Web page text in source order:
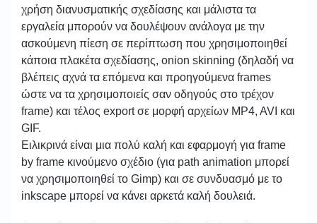
χρήση διανυσματικής σχεδίασης και μάλιστα τα
εργαλεία μπορούν να δουλέψουν ανάλογα με την
ασκούμενη πίεση σε περίπτωση που χρησιμοποιηθεί
κάποια πλακέτα σχεδίασης, onion skinning (δηλαδή να
βλέπεις αχνά τα επόμενα και προηγούμενα frames
ώστε να τα χρησιμοποιείς σαν οδηγούς στο τρέχον
frame) και τέλος export σε μορφή αρχείων MP4, AVI και
GIF.
Ειλικρινά είναι μια πολύ καλή και εφαρμογή για frame
by frame κινούμενο σχέδιο (για path animation μπορεί
να χρησιμοποιηθεί το Gimp) και σε συνδυασμό με το
inkscape μπορεί να κάνει αρκετά καλή δουλειά.